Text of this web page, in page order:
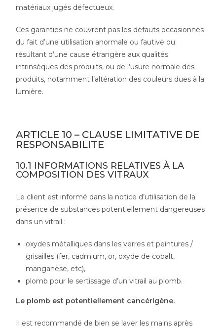
matériaux jugés défectueux.
Ces garanties ne couvrent pas les défauts occasionnés
du fait d’une utilisation anormale ou fautive ou
résultant d’une cause étrangère aux qualités
intrinsèques des produits, ou de l’usure normale des
produits, notamment l’altération des couleurs dues à la
lumière.
ARTICLE 10 – CLAUSE LIMITATIVE DE
RESPONSABILITE
10.1 INFORMATIONS RELATIVES À LA
COMPOSITION DES VITRAUX
Le client est informé dans la notice d’utilisation de la
présence de substances potentiellement dangereuses
dans un vitrail :
oxydes métalliques dans les verres et peintures /
grisailles (fer, cadmium, or, oxyde de cobalt,
manganèse, etc),
plomb pour le sertissage d’un vitrail au plomb.
Le plomb est potentiellement cancérigène.
Il est recommandé de bien se laver les mains après